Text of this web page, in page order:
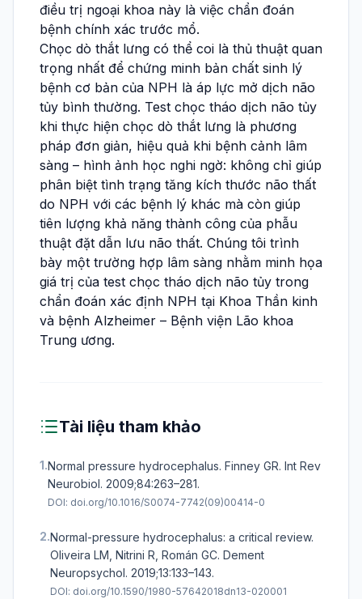
điều trị ngoại khoa này là việc chẩn đoán
bệnh chính xác trước mổ.
Chọc dò thắt lưng có thể coi là thủ thuật quan
trọng nhất để chứng minh bản chất sinh lý
bệnh cơ bản của NPH là áp lực mở dịch não
tủy bình thường. Test chọc tháo dịch não tủy
khi thực hiện chọc dò thắt lưng là phương
pháp đơn giản, hiệu quả khi bệnh cảnh lâm
sàng – hình ảnh học nghi ngờ: không chỉ giúp
phân biệt tình trạng tăng kích thước não thất
do NPH với các bệnh lý khác mà còn giúp
tiên lượng khả năng thành công của phẫu
thuật đặt dẫn lưu não thất. Chúng tôi trình
bày một trường hợp lâm sàng nhằm minh họa
giá trị của test chọc tháo dịch não tủy trong
chẩn đoán xác định NPH tại Khoa Thần kinh
và bệnh Alzheimer – Bệnh viện Lão khoa
Trung ương.
Tài liệu tham khảo
1.Normal pressure hydrocephalus. Finney GR. Int Rev
Neurobiol. 2009;84:263–281.
DOI: doi.org/10.1016/S0074-7742(09)00414-0
2.Normal-pressure hydrocephalus: a critical review.
Oliveira LM, Nitrini R, Román GC. Dement
Neuropsychol. 2019;13:133–143.
DOI: doi.org/10.1590/1980-57642018dn13-020001